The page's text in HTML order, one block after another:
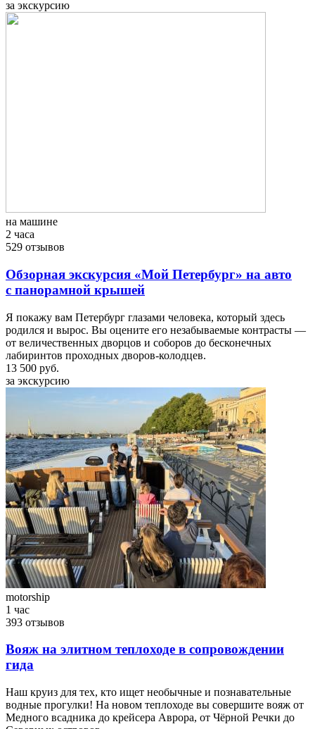
за экскурсию
на машине
2 часа
529 отзывов
Обзорная экскурсия «Мой Петербург» на авто
с панорамной крышей
Я покажу вам Петербург глазами человека, который здесь
родился и вырос. Вы оцените его незабываемые контрасты —
от величественных дворцов и соборов до бесконечных
лабиринтов проходных дворов-колодцев.
13 500 руб.
за экскурсию
motorship
1 час
393 отзывов
Вояж на элитном теплоходе в сопровождении
гида
Наш круиз для тех, кто ищет необычные и познавательные
водные прогулки! На новом теплоходе вы совершите вояж от
Медного всадника до крейсера Аврора, от Чёрной Речки до